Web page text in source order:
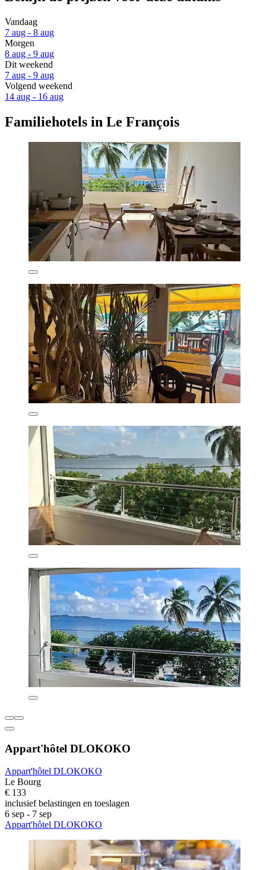
Vandaag
7 aug - 8 aug
Morgen
8 aug - 9 aug
Dit weekend
7 aug - 9 aug
Volgend weekend
14 aug - 16 aug
Familiehotels in Le François
Appart'hôtel DLOKOKO
Appart'hôtel DLOKOKO
Le Bourg
€ 133
inclusief belastingen en toeslagen
6 sep - 7 sep
Appart'hôtel DLOKOKO